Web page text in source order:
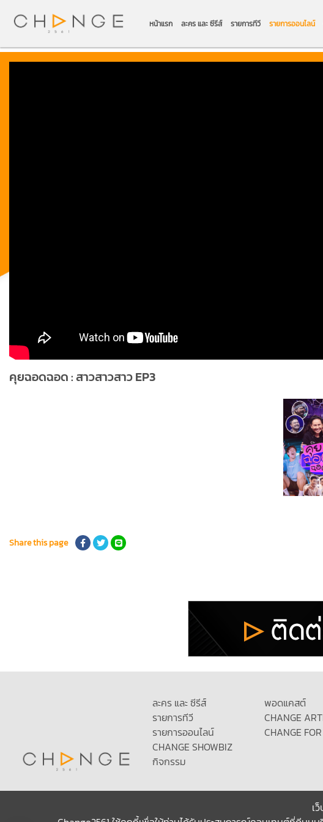
หน้าแรก ละคร และ ซีรีส์ รายการทีวี รายการออนไลน์
คุยฉอดฉอด : สาวสาวสาว EP3
Share this page
ละคร และ ซีรีส์
รายการทีวี
รายการออนไลน์
CHANGE SHOWBIZ
กิจกรรม
พอดแคสต์
CHANGE
CHANGE
เ